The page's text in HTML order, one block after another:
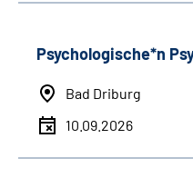
Psychologische*n
Bad Driburg
10.09.2026